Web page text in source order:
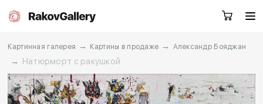
Москва
Картинная галерея → Картины в продаже → Александр Бояджан
→ Натюрморт с ракушкой